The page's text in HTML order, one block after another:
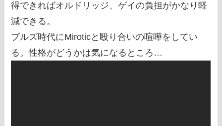
得できればオルドリッジ、ゲイの負担がかなり軽
減できる。
ブルズ時代にMiroticと殴り合いの喧嘩をしてい
る。性格がどうかは気になるところ…